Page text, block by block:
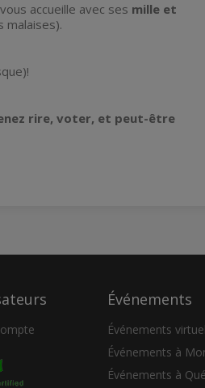
accueille avec ses mille et
malaises).
rire, voter, et peut-être
Événements
Événements
Événements à
Événements à